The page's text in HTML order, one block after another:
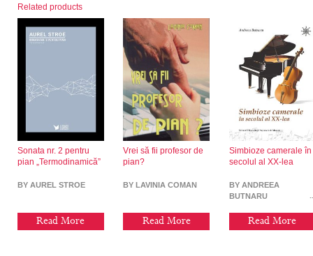
Related products
Sonata nr. 2 pentru
pian „Termodinamică”
BY AUREL STROE
Read More
Vrei să fii profesor de
pian?
BY LAVINIA COMAN
Read More
Simbioze camerale în
secolul al XX-lea
BY ANDREEA
BUTNARU
Read More